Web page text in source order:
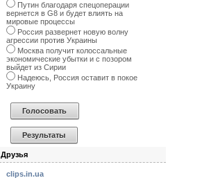
Путин благодаря спецоперации
вернется в G8 и будет влиять на
мировые процессы
Россия развернет новую волну
агрессии против Украины
Москва получит колоссальные
экономические убытки и с позором
выйдет из Сирии
Надеюсь, Россия оставит в покое
Украину
Друзья
clips.in.ua